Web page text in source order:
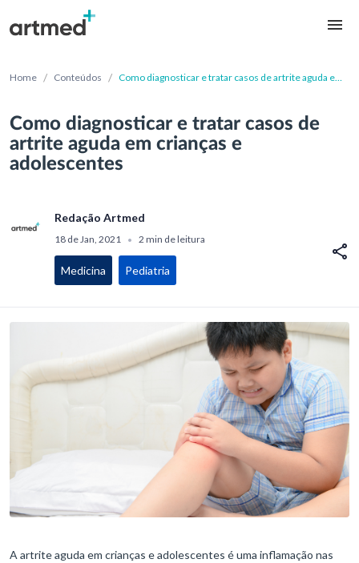
Home / Conteúdos / Como diagnosticar e tratar casos de artrite aguda em
Como diagnosticar e tratar casos de
artrite aguda em crianças e
adolescentes
Redação Artmed
18 de Jan, 2021 • 2 min de leitura
Medicina Pediatria
A artrite aguda em crianças e adolescentes é uma inflamação nas